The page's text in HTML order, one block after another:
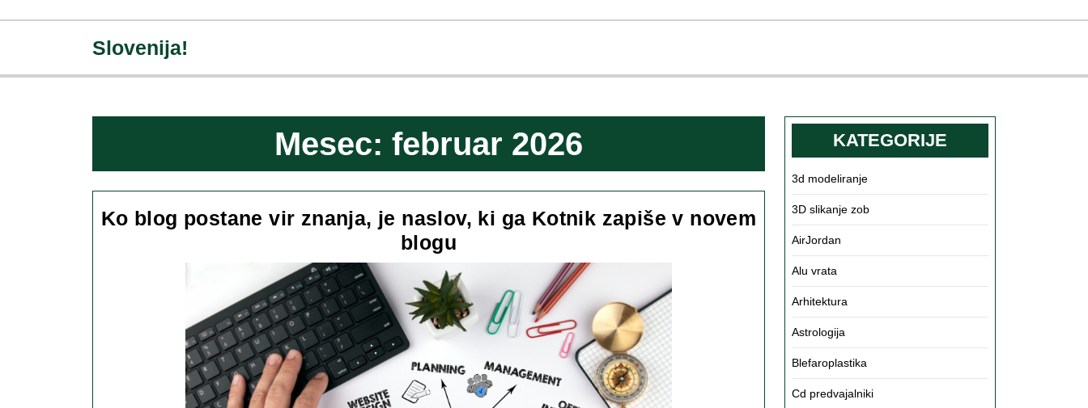
Slovenija!
Mesec: februar 2026
Ko blog postane vir znanja, je naslov, ki ga Kotnik zapiše v novem
blogu
blog
postane
vir
znanja,
je
naslov,
KATEGORIJE
3d modeliranje
3D slikanje zob
AirJordan
Alu vrata
Arhitektura
Astrologija
Blefaroplastika
Cd predvajalniki